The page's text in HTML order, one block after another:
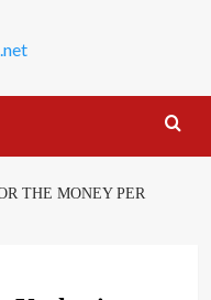
THE MONEY PER